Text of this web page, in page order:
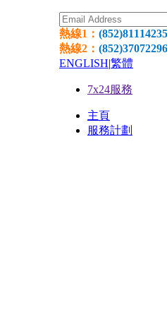
熱線1： (852)81114235
熱線2： (852)37072296
ENGLISH|繁體
7x24服務
主頁
服務計劃